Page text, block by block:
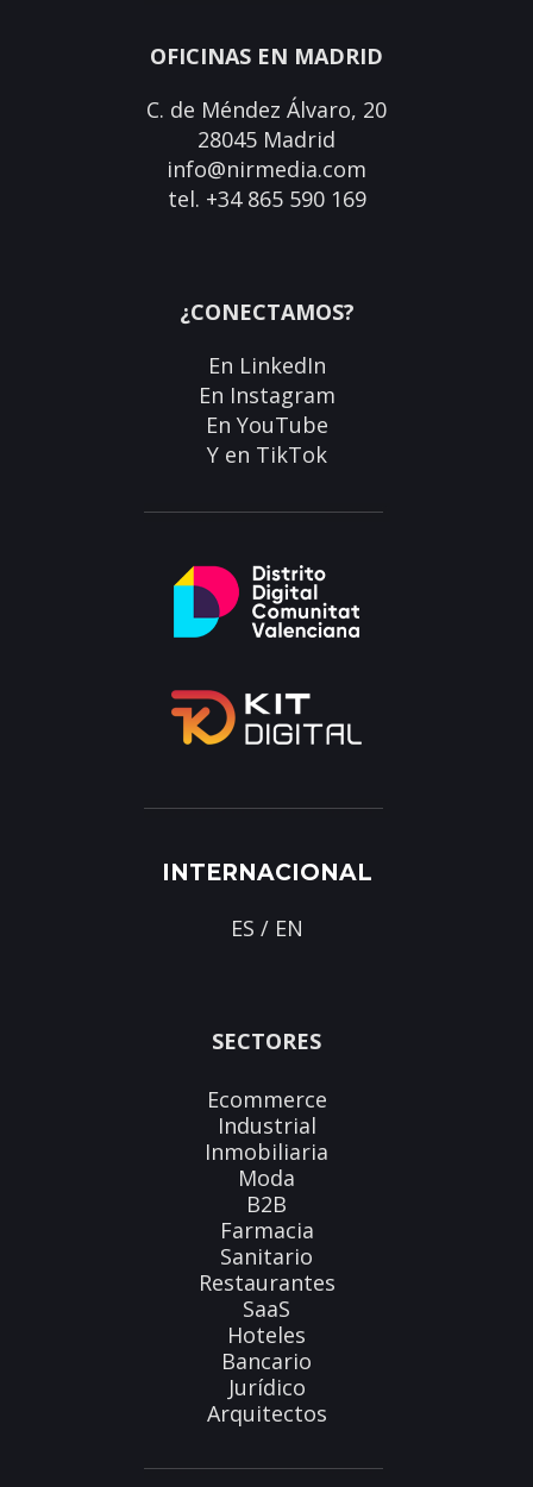
OFICINAS EN MADRID
C. de Méndez Álvaro, 20
28045 Madrid
info@nirmedia.com
tel. +34 865 590 169
¿CONECTAMOS?
En LinkedIn
En Instagram
En YouTube
Y en TikTok
INTERNACIONAL
ES / EN
SECTORES
Ecommerce
Industrial
Inmobiliaria
Moda
B2B
Farmacia
Sanitario
Restaurantes
SaaS
Hoteles
Bancario
Jurídico
Arquitectos